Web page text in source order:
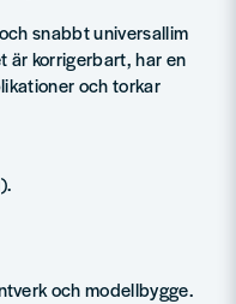
snabbt universallim
är korrigerbart, har en
och torkar
och modellbygge.